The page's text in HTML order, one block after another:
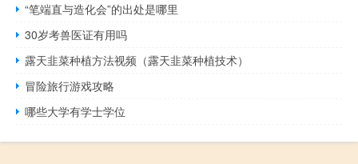
“笔端直与造化会”的出处是哪里
30岁考兽医证有用吗
露天韭菜种植方法视频（露天韭菜种植技术）
冒险旅行游戏攻略
哪些大学有学士学位